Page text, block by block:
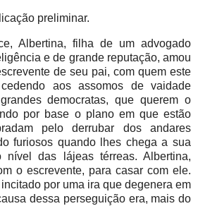
preliminar.
Albertina, filha de um advogado
e de grande reputação, amou
de seu pai, com quem este
aos assomos de vaidade
democratas, que querem o
por base o plano em que estão
pelo derrubar dos andares
furiosos quando lhes chega a sua
das lájeas térreas. Albertina,
o escrevente, para casar com ele.
por uma ira que degenera em
dessa perseguição era, mais do